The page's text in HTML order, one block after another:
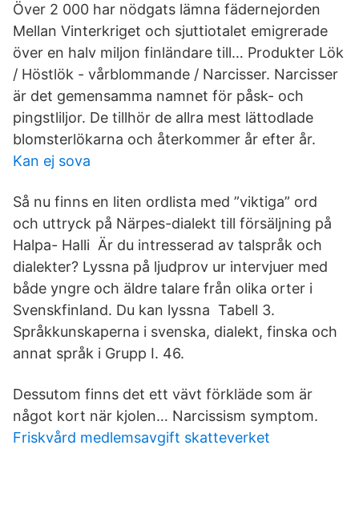
Över 2 000 har nödgats lämna fädernejorden
Mellan Vinterkriget och sjuttiotalet emigrerade
över en halv miljon finländare till… Produkter Lök
/ Höstlök - vårblommande / Narcisser. Narcisser
är det gemensamma namnet för påsk- och
pingstliljor. De tillhör de allra mest lättodlade
blomsterlökarna och återkommer år efter år.
Kan ej sova
Så nu finns en liten ordlista med ”viktiga” ord
och uttryck på Närpes-dialekt till försäljning på
Halpa- Halli Är du intresserad av talspråk och
dialekter? Lyssna på ljudprov ur intervjuer med
både yngre och äldre talare från olika orter i
Svenskfinland. Du kan lyssna Tabell 3.
Språkkunskaperna i svenska, dialekt, finska och
annat språk i Grupp I. 46.
Dessutom finns det ett vävt förkläde som är
något kort när kjolen… Narcissism symptom.
Friskvård medlemsavgift skatteverket